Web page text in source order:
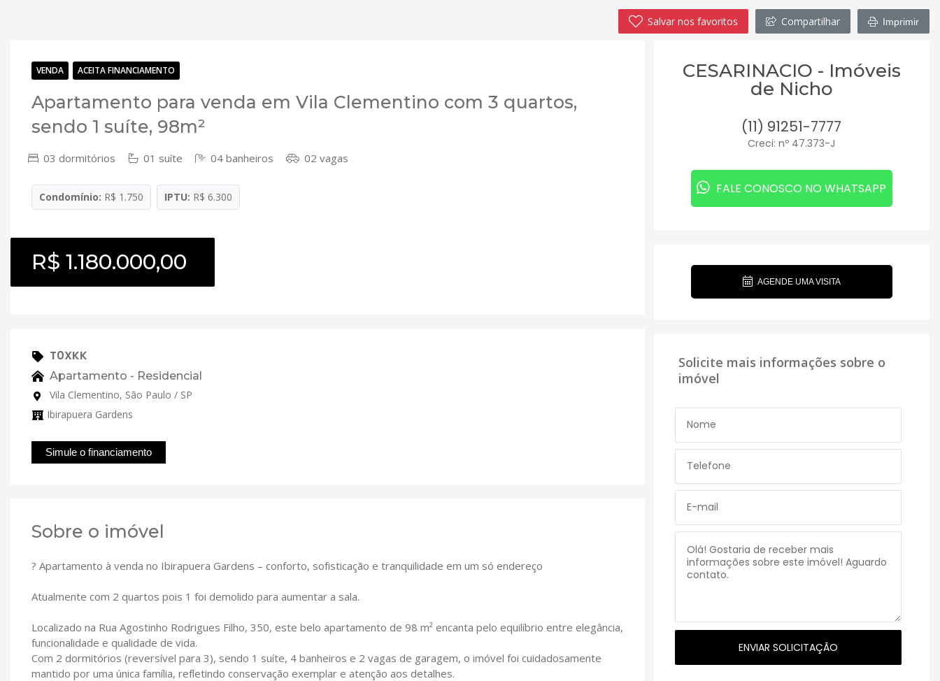
Salvar nos favoritos Compartilhar Imprimir
VENDA ACEITA FINANCIAMENTO
Apartamento para venda em Vila Clementino com 3 quartos,
sendo 1 suíte, 98m²
03 dormitórios 01 suíte 04 banheiros 02 vagas
Condomínio: R$ 1.750 IPTU: R$ 6.300
R$ 1.180.000,00
T0XKK
Apartamento - Residencial
Vila Clementino, São Paulo / SP
Ibirapuera Gardens
Simule o financiamento
Sobre o imóvel
? Apartamento à venda no Ibirapuera Gardens – conforto, sofisticação e tranquilidade em um só endereço
Atualmente com 2 quartos pois 1 foi demolido para aumentar a sala.
Localizado na Rua Agostinho Rodrigues Filho, 350, este belo apartamento de 98 m² encanta pelo equilíbrio entre elegância,
funcionalidade e qualidade de vida.
Com 2 dormitórios (reversível para 3), sendo 1 suíte, 4 banheiros e 2 vagas de garagem, o imóvel foi cuidadosamente
mantido por uma única família, refletindo conservação exemplar e atenção aos detalhes.
CESARINACIO - Imóveis
de Nicho
(11) 91251-7777
Creci: nº 47.373-J
FALE CONOSCO NO WHATSAPP
AGENDE UMA VISITA
Solicite mais informações sobre o
imóvel